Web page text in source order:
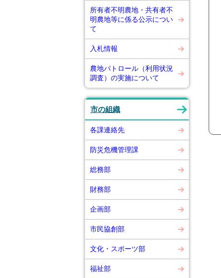
所有者不明農地・共有者不
明農地等に係る公示につい
て
入札情報
農地パトロール（利用状況
調査）の実施について
市の組織
各課連絡先
防災危機管理課
総務部
財務部
企画部
市民協創部
文化・スポーツ部
福祉部